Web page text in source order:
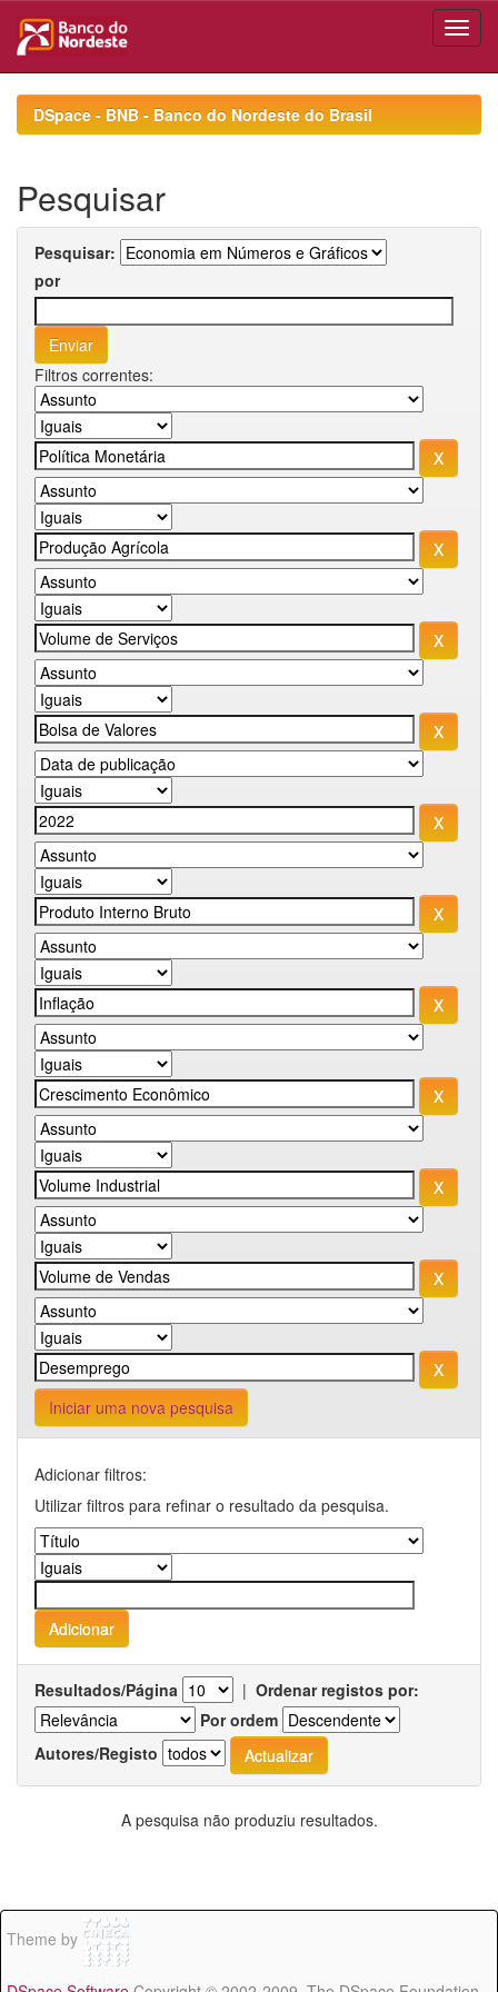
navigationDSpace - BNB - Banco do Nordeste do Brasil
Pesquisar
Pesquisar:
por
Filtros correntes:
Iniciar uma nova pesquisa
Adicionar filtros:
Utilizar filtros para refinar o resultado da pesquisa.
Resultados/Página | Ordenar registos por:
Por ordem
Autores/Registo
A pesquisa não produziu resultados.
Theme by